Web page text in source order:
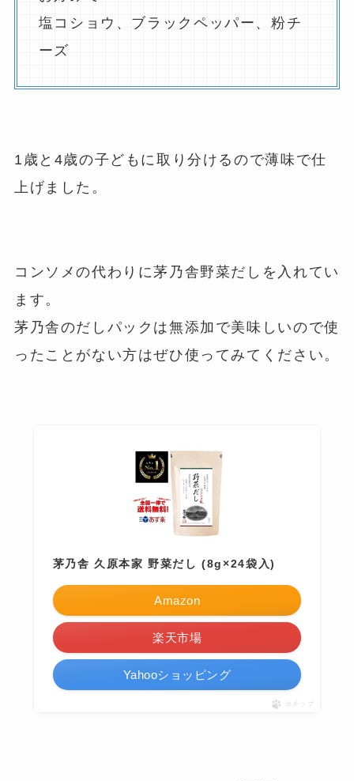
塩コショウ、ブラックペッパー、粉チ
ーズ
1歳と4歳の子どもに取り分けるので薄味で仕
上げました。
コンソメの代わりに茅乃舎野菜だしを入れてい
ます。
茅乃舎のだしパックは無添加で美味しいので使
ったことがない方はぜひ使ってみてください。
茅乃舎 久原本家 野菜だし (8g×24袋入)
Amazon
楽天市場
Yahooショッピング
ポチップ